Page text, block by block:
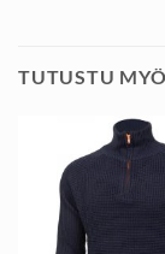
TUTUSTU